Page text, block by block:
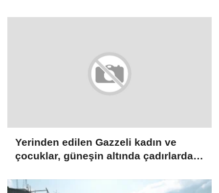
Yerinden edilen Gazzeli kadın ve
çocuklar, güneşin altında çadırlarda
çalışıyor